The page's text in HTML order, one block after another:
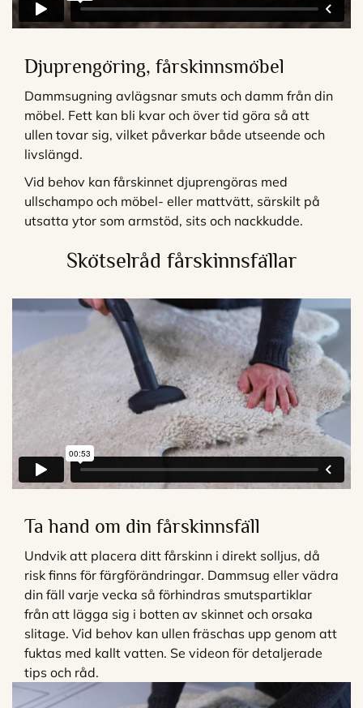
Djuprengöring, fårskinnsmöbel
Dammsugning avlägsnar smuts och damm från din
möbel. Fett kan bli kvar och över tid göra så att
ullen tovar sig, vilket påverkar både utseende och
livslängd.
Vid behov kan fårskinnet djuprengöras med
ullschampo och möbel- eller mattvätt, särskilt på
utsatta ytor som armstöd, sits och nackkudde.
Skötselråd fårskinnsfällar
Ta hand om din fårskinnsfäll
Undvik att placera ditt fårskinn i direkt solljus, då
risk finns för färgförändringar. Dammsug eller vädra
din fäll varje vecka så förhindras smutspartiklar
från att lägga sig i botten av skinnet och orsaka
slitage. Vid behov kan ullen fräschas upp genom att
fuktas med kallt vatten. Se videon för detaljerade
tips och råd.